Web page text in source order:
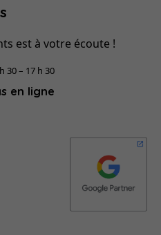
est à votre écoute !
30 – 17 h 30
en ligne